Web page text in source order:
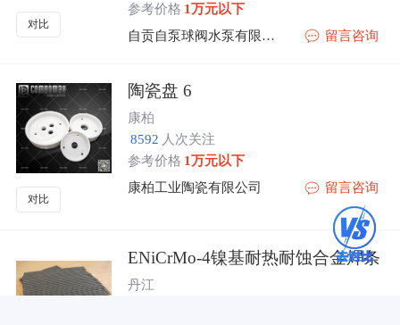
对比
参考价格 1万元以下
自贡自泵球阀水泵有限公司
留言咨询
对比
陶瓷盘 6
康柏
8592 人次关注
参考价格 1万元以下
康柏工业陶瓷有限公司
留言咨询
ENiCrMo-4镍基耐热耐蚀合金焊条
丹江